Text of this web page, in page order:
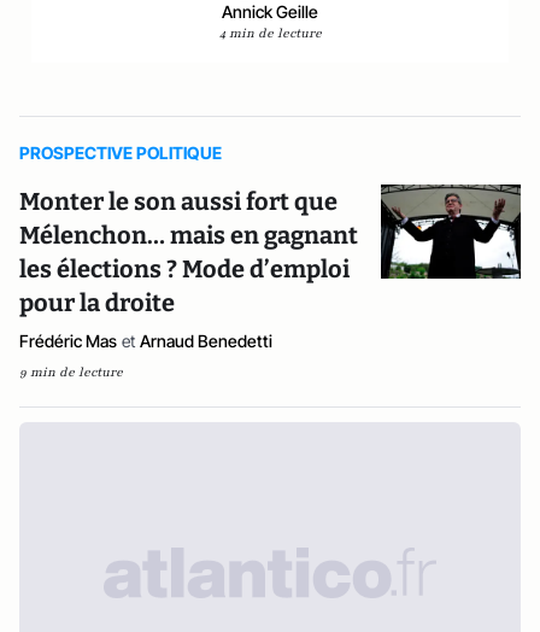
Annick Geille
4 min de lecture
PROSPECTIVE POLITIQUE
Monter le son aussi fort que
Mélenchon… mais en gagnant
les élections ? Mode d’emploi
pour la droite
Frédéric Mas et Arnaud Benedetti
9 min de lecture